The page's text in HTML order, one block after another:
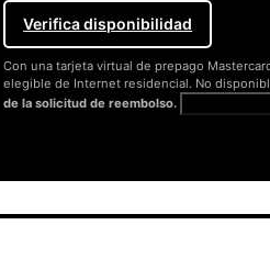
Verifica disponibilidad
Con una tarjeta virtual de prepago
elegible de Internet residencial. No
de la solicitud de reembolso.